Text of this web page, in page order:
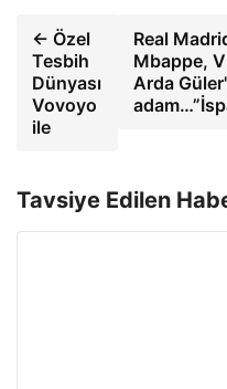
← Özel
Tesbih
Dünyası
Vovoyo
ile
Real
Mbappe,
Arda
Tavsiye Edilen